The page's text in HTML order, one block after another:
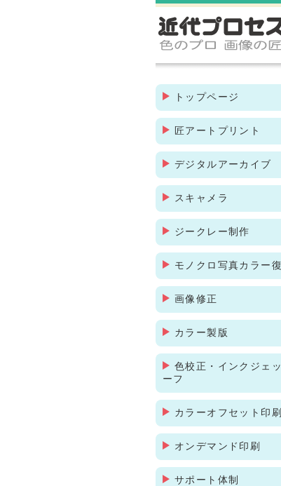
トップページ
匠アートプリント
デジタルアーカイブ
スキャメラ
ジークレー制作
モノクロ写真カラー
画像修正
カラー製版
色校正・インクジェ
ーフ
カラーオフセット印刷
オンデマンド印刷
サポート体制